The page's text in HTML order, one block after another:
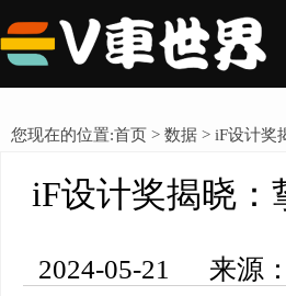
您现在的位置:首页 > 数据 > iF设计奖
iF设计奖揭晓：